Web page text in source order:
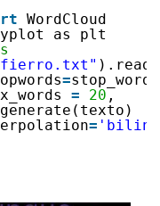
WordCloud
as plt
=
= 20 ,
=